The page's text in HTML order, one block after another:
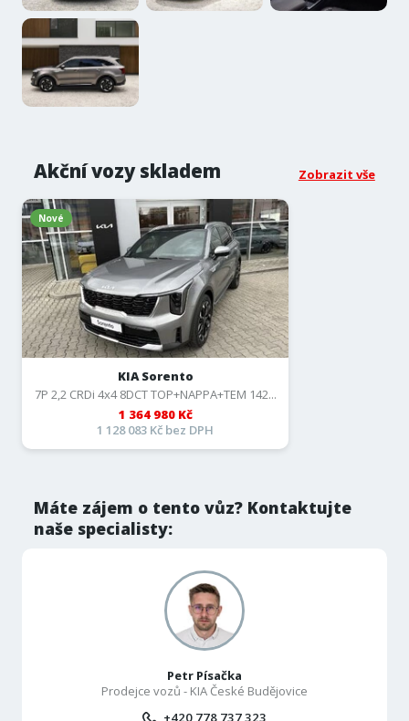
Máte zájem o tento vůz? Kontaktujte
naše specialisty:
Petr Písačka
Prodejce vozů - KIA České Budějovice
+420 778 737 323
Akční vozy skladem Zobrazit vše
Nové
KIA Sorento
7P 2,2 CRDi 4x4 8DCT TOP+NAPPA+TEM 142...
1 364 980 Kč
1 128 083 Kč bez DPH